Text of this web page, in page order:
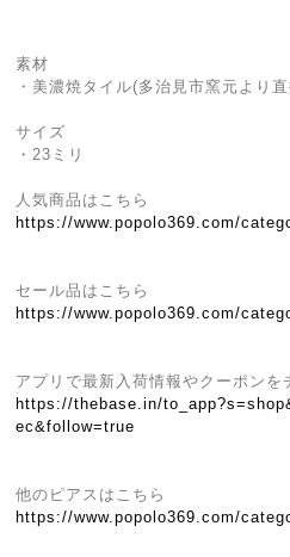
素材
・美濃焼タイル(多治見市窯元より
サイズ
・23ミリ
人気商品はこちら
https://www.popolo369.com/
セール品はこちら
https://www.popolo369.com/
アプリで最新入荷情報やクーポンを
https://thebase.in/
ec&follow=true
他のピアスはこちら
https://www.popolo369.com/